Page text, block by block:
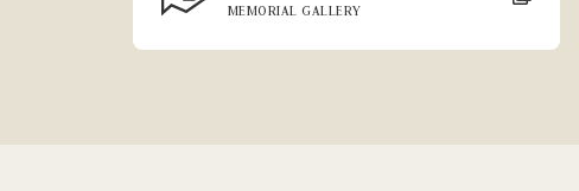
MEMORIAL GALLERY